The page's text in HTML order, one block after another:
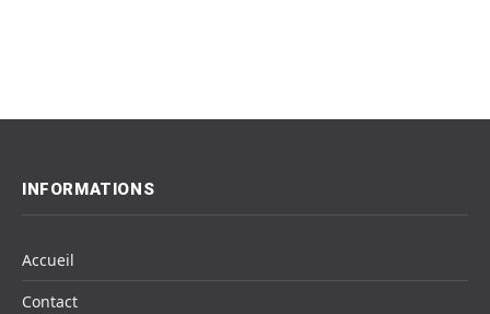
INFORMATIONS
Accueil
Contact